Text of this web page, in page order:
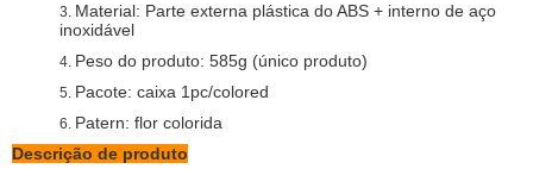
3. Material: Parte externa plástica do ABS + interno de aço
inoxidável
4. Peso do produto: 585g (único produto)
5. Pacote: caixa 1pc/colored
6. Patern: flor colorida
Descrição de produto